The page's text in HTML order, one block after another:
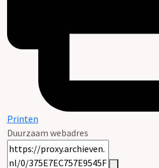
Printen
Duurzaam webadres